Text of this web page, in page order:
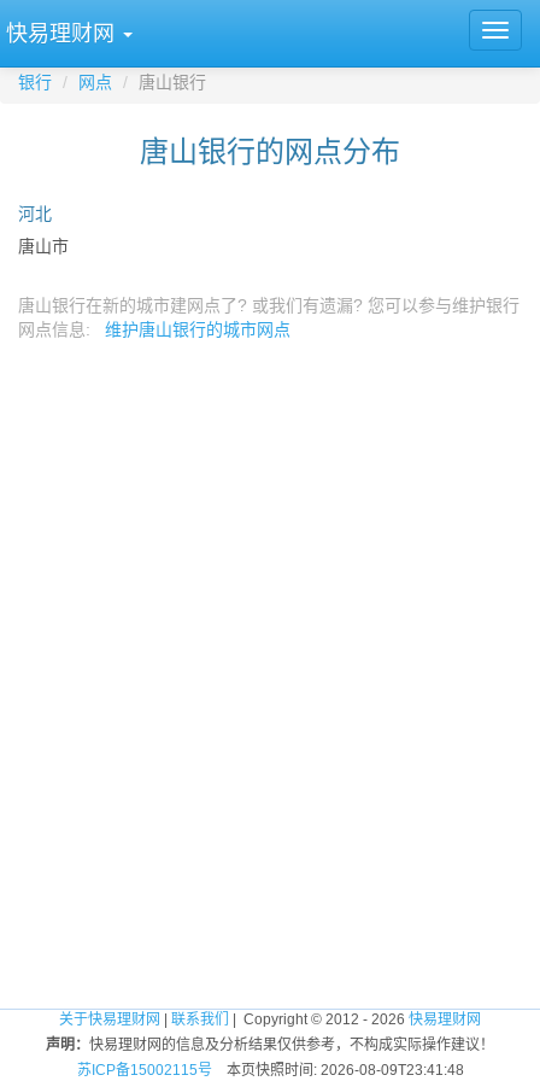
快易理财网
银行 网点 唐山银行
唐山银行的网点分布
河北
唐山市
唐山银行在新的城市建网点了? 或我们有遗漏? 您可以参与维护银行
网点信息: 维护唐山银行的城市网点
关于快易理财网 联系我们 | Copyright © 2012 - 2026 快易理财网
声明： 快易理财网的信息及分析结果仅供参考，不构成实际操作建议！
苏ICP备15002115号本页快照时间: 2026-08-09T23:41:48